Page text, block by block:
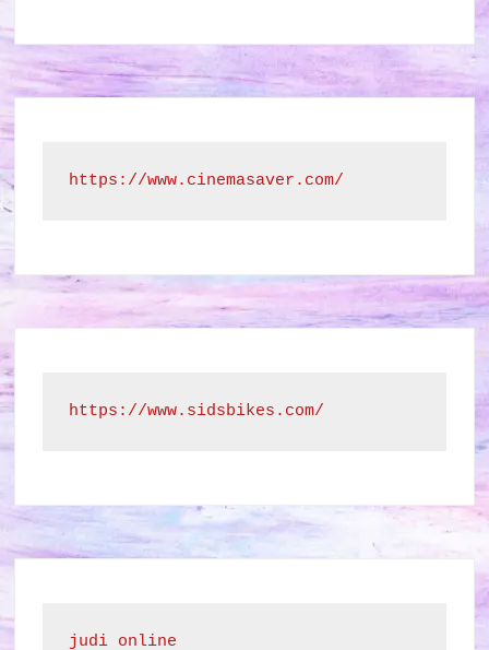
https://www.cinemasaver.com/
https://www.sidsbikes.com/
judi online